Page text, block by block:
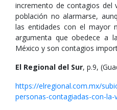
incremento de contagios del
población no alarmarse,
las entidades con el mayor
argumenta que obedece a
México y son contagios
El Regional del Sur, p.9,
https://elregional.com.mx/
personas-contagiadas-con-la-